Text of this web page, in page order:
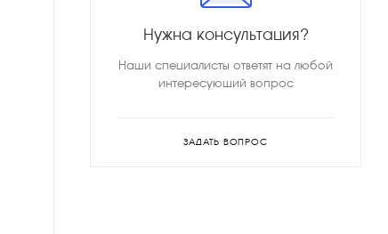
Нужна консультация?
Наши специалисты ответят на любой
интересующий вопрос
ЗАДАТЬ ВОПРОС